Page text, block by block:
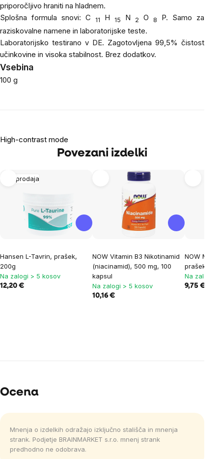
priporočljivo hraniti na hladnem.
Splošna formula snovi: C
11 H 15 N 2 O 8
P. Samo za
raziskovalne namene in laboratorijske teste.
Laboratorijsko testirano v DE. Zagotovljena 99,5% čistost
učinkovine in visoka stabilnost. Brez dodatkov.
Vsebina
100 g
High-contrast mode
Povezani izdelki
Razprodaja
Hansen L-Tavrin, prašek,
200g
Na zalogi > 5 kosov
12,20 €
NOW Vitamin B3 Nikotinamid
(niacinamid), 500 mg, 100
kapsul
Na zalogi > 5 kosov
10,16 €
NOW
prašek
Na zalogi
9,75 €
Ocena
Mnenja o izdelkih odražajo izključno stališča in mnenja
strank. Podjetje BRAINMARKET s.r.o. mnenj strank
predhodno ne odobrava.